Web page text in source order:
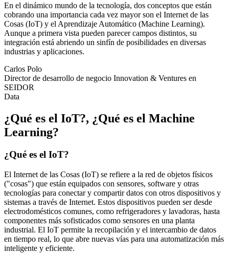
En el dinámico mundo de la tecnología, dos conceptos que están
cobrando una importancia cada vez mayor son el Internet de las
Cosas (IoT) y el Aprendizaje Automático (Machine Learning).
Aunque a primera vista pueden parecer campos distintos, su
integración está abriendo un sinfín de posibilidades en diversas
industrias y aplicaciones.
Carlos Polo
Director de desarrollo de negocio Innovation & Ventures en
SEIDOR
Data
¿Qué es el IoT?, ¿Qué es el Machine
Learning?
¿Qué es el IoT?
El Internet de las Cosas (IoT) se refiere a la red de objetos físicos
("cosas") que están equipados con sensores, software y otras
tecnologías para conectar y compartir datos con otros dispositivos y
sistemas a través de Internet. Estos dispositivos pueden ser desde
electrodomésticos comunes, como refrigeradores y lavadoras, hasta
componentes más sofisticados como sensores en una planta
industrial. El IoT permite la recopilación y el intercambio de datos
en tiempo real, lo que abre nuevas vías para una automatización más
inteligente y eficiente.